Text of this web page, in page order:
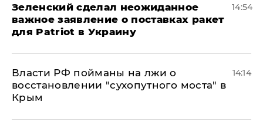
Зеленский сделал неожиданное
важное заявление о поставках ракет
для Patriot в Украину
14:54
Власти РФ пойманы на лжи о
восстановлении "сухопутного моста" в
Крым
14:14